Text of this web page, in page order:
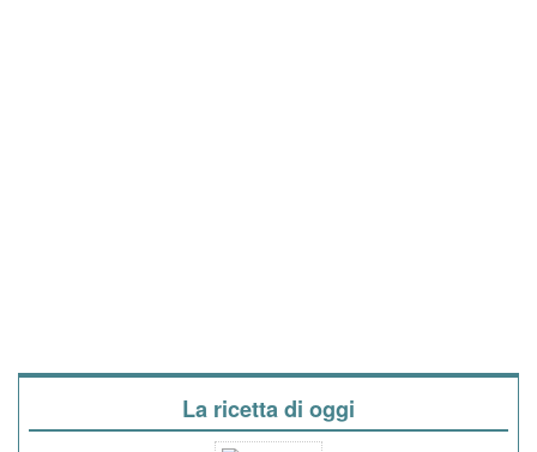
La ricetta di oggi